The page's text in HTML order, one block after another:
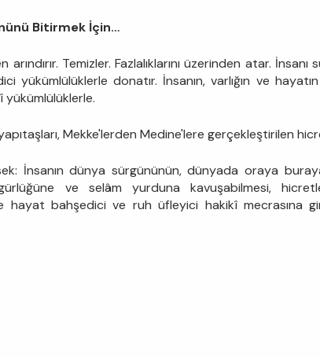
Bitirmek İçin…
Temizler. Fazlalıklarını üzerinden atar.
yükümlülüklerle donatır. İnsanın, varlığın ve
yükümlülüklerle.
Mekke'lerden Medine'lere gerçekleştirilen
İnsanın dünya sürgününün, dünyada oraya
ve selâm yurduna kavuşabilmesi,
hayat bahşedici ve ruh üfleyici hakikî mecrasına